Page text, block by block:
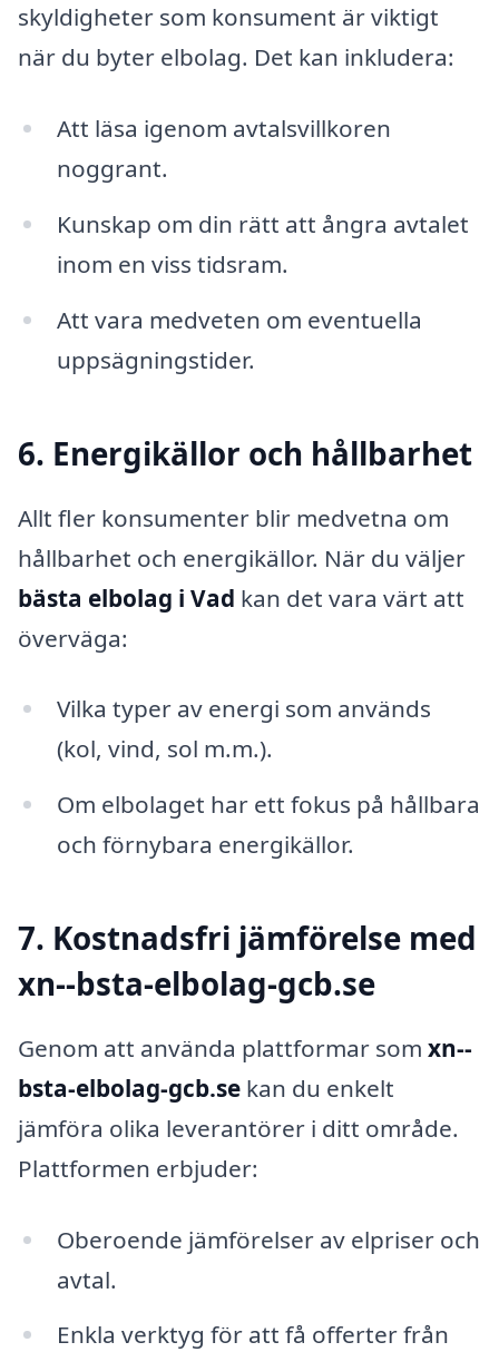
skyldigheter som konsument är viktigt
när du byter elbolag. Det kan inkludera:
Att läsa igenom avtalsvillkoren
noggrant.
Kunskap om din rätt att ångra avtalet
inom en viss tidsram.
Att vara medveten om eventuella
uppsägningstider.
6. Energikällor och hållbarhet
Allt fler konsumenter blir medvetna om
hållbarhet och energikällor. När du väljer
bästa elbolag i Vad kan det vara värt att
överväga:
Vilka typer av energi som används
(kol, vind, sol m.m.).
Om elbolaget har ett fokus på hållbara
och förnybara energikällor.
7. Kostnadsfri jämförelse med
xn--bsta-elbolag-gcb.se
Genom att använda plattformar som xn--
bsta-elbolag-gcb.se kan du enkelt
jämföra olika leverantörer i ditt område.
Plattformen erbjuder:
Oberoende jämförelser av elpriser och
avtal.
Enkla verktyg för att få offerter från